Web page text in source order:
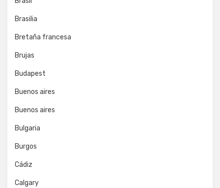
Brasilia
Bretaña francesa
Brujas
Budapest
Buenos aires
Buenos aires
Bulgaria
Burgos
Cádiz
Calgary